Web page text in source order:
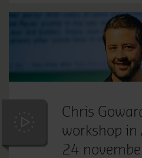
Chris
workshop in
24